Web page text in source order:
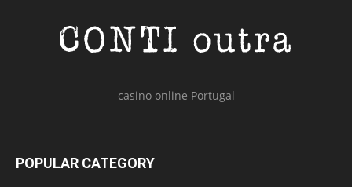
casino online Portugal
POPULAR CATEGORY